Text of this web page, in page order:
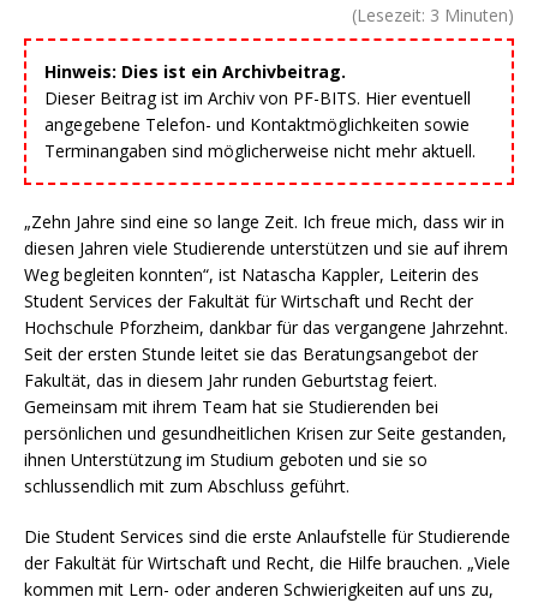
(Lesezeit: 3 Minuten)
Hinweis: Dies ist ein Archivbeitrag.
Dieser Beitrag ist im Archiv von PF-BITS. Hier eventuell
angegebene Telefon- und Kontaktmöglichkeiten sowie
Terminangaben sind möglicherweise nicht mehr aktuell.
„Zehn Jahre sind eine so lange Zeit. Ich freue mich, dass wir in
diesen Jahren viele Studierende unterstützen und sie auf ihrem
Weg begleiten konnten“, ist Natascha Kappler, Leiterin des
Student Services der Fakultät für Wirtschaft und Recht der
Hochschule Pforzheim, dankbar für das vergangene Jahrzehnt.
Seit der ersten Stunde leitet sie das Beratungsangebot der
Fakultät, das in diesem Jahr runden Geburtstag feiert.
Gemeinsam mit ihrem Team hat sie Studierenden bei
persönlichen und gesundheitlichen Krisen zur Seite gestanden,
ihnen Unterstützung im Studium geboten und sie so
schlussendlich mit zum Abschluss geführt.
Die Student Services sind die erste Anlaufstelle für Studierende
der Fakultät für Wirtschaft und Recht, die Hilfe brauchen. „Viele
kommen mit Lern- oder anderen Schwierigkeiten auf uns zu,